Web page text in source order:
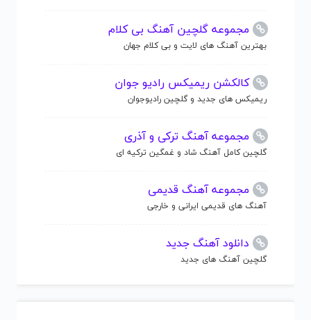
مجموعه گلچین آهنگ بی کلام
بهترین آهنگ های لایت و بی کلام جهان
کالکشن ریمیکس رادیو جوان
ریمیکس های جدید و گلچین رادیوجوان
مجموعه آهنگ ترکی و آذری
گلچین کامل آهنگ شاد و غمگین ترکیه ای
مجموعه آهنگ قدیمی
آهنگ های قدیمی ایرانی و خارجی
دانلود آهنگ جدید
گلچین آهنگ های جدید